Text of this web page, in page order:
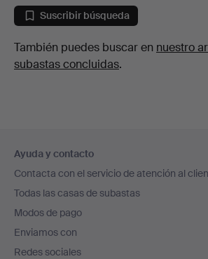
Suscribir búsqueda
También puedes buscar en nuestro
subastas concluidas.
en
el
pie
de
página
Ayuda y contacto
Contacta con el servicio de atención al
Todas las casas de subastas
Modos de pago
Enviamos con
Redes sociales